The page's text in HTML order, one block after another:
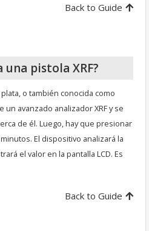
Back to Guide
una pistola XRF?
o también conocida como
un avanzado analizador XRF y se
de él. Luego, hay que presionar
El dispositivo analizará la
el valor en la pantalla LCD. Es
Back to Guide